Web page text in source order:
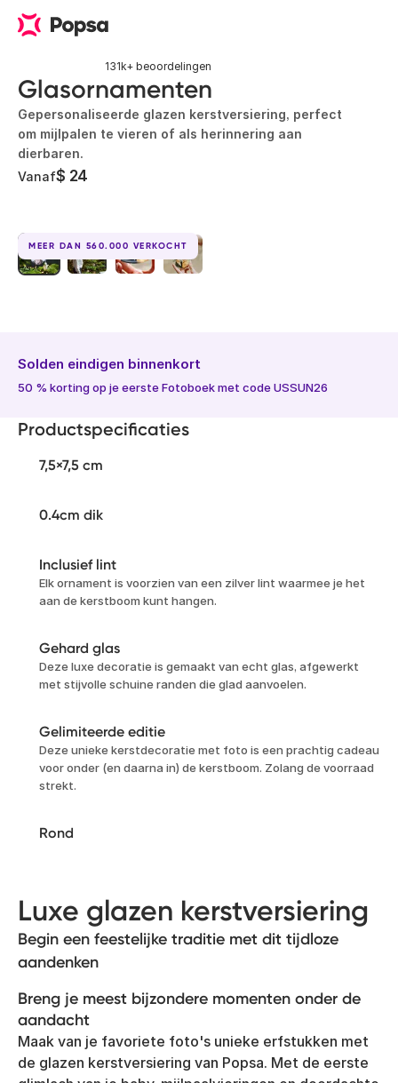
131k+ beoordelingen
Glasornamenten
Gepersonaliseerde glazen kerstversiering, perfect
om mijlpalen te vieren of als herinnering aan
dierbaren.
Vanaf$ 24
MEER DAN 560.000 VERKOCHT
Solden eindigen binnenkort
50 % korting op je eerste Fotoboek met code USSUN26
Productspecificaties
7,5×7,5 cm
0.4cm dik
Inclusief lint
Elk ornament is voorzien van een zilver lint waarmee je het
aan de kerstboom kunt hangen.
Gehard glas
Deze luxe decoratie is gemaakt van echt glas, afgewerkt
met stijvolle schuine randen die glad aanvoelen.
Gelimiteerde editie
Deze unieke kerstdecoratie met foto is een prachtig cadeau
voor onder (en daarna in) de kerstboom. Zolang de voorraad
strekt.
Rond
Luxe glazen kerstversiering
Begin een feestelijke traditie met dit tijdloze
aandenken
Breng je meest bijzondere momenten onder de
aandacht
Maak van je favoriete foto's unieke erfstukken met
de glazen kerstversiering van Popsa. Met de eerste